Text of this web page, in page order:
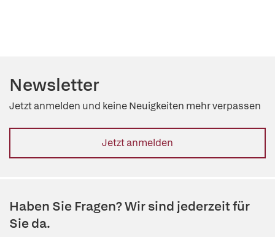
Newsletter
Jetzt anmelden und keine Neuigkeiten mehr verpassen
Jetzt anmelden
Haben Sie Fragen? Wir sind jederzeit für
Sie da.